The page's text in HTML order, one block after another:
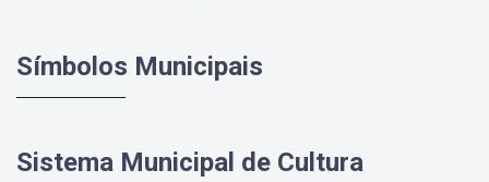
Símbolos Municipais
Sistema Municipal de Cultura